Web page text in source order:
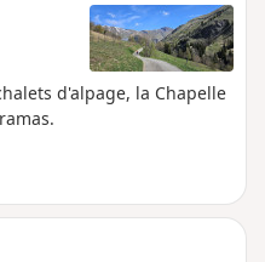
d'alpage, la Chapelle